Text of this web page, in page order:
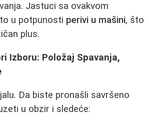
Jastuci sa ovakvom
u potpunosti perivi u mašini, što
plus.
Izboru: Položaj Spavanja,
Da biste pronašli savršeno
u obzir i sledeće: